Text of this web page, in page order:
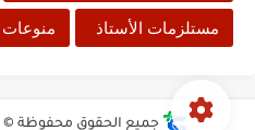
مستلزمات الأستاذ منوعات
جميع الحقوق محفوظة ©